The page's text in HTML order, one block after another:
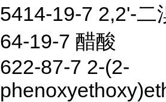
5414-19-7 2,2'-二
64-19-7 醋酸
622-87-7 2-(2-